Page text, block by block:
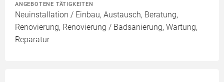
ANGEBOTENE TÄTIGKEITEN
Neuinstallation / Einbau, Austausch, Beratung,
Renovierung, Renovierung / Badsanierung, Wartung,
Reparatur